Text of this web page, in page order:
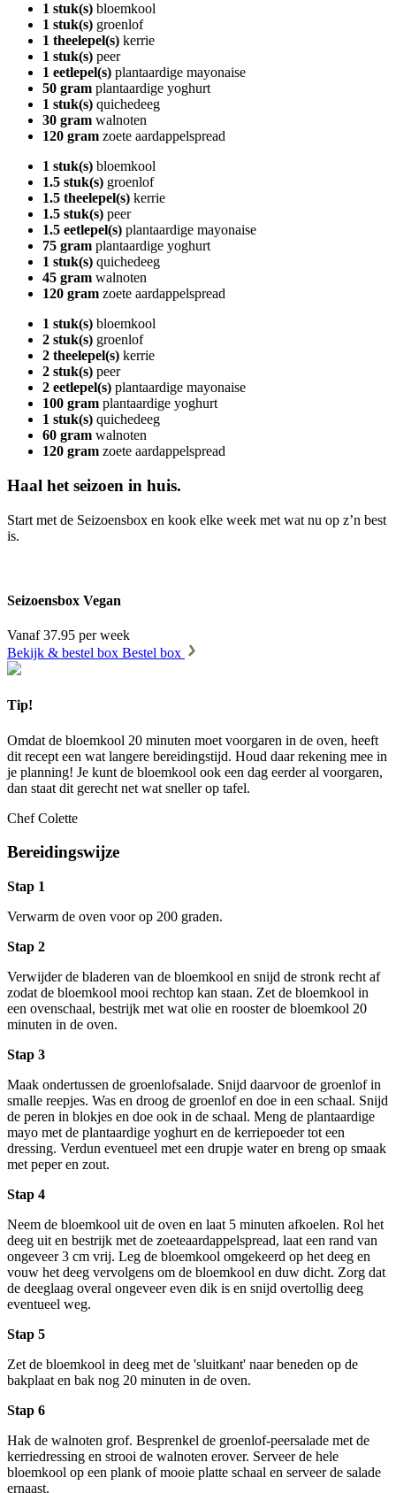
1 stuk(s) bloemkool
1 stuk(s) groenlof
1 theelepel(s) kerrie
1 stuk(s) peer
1 eetlepel(s) plantaardige mayonaise
50 gram plantaardige yoghurt
1 stuk(s) quichedeeg
30 gram walnoten
120 gram zoete aardappelspread
1 stuk(s) bloemkool
1.5 stuk(s) groenlof
1.5 theelepel(s) kerrie
1.5 stuk(s) peer
1.5 eetlepel(s) plantaardige mayonaise
75 gram plantaardige yoghurt
1 stuk(s) quichedeeg
45 gram walnoten
120 gram zoete aardappelspread
1 stuk(s) bloemkool
2 stuk(s) groenlof
2 theelepel(s) kerrie
2 stuk(s) peer
2 eetlepel(s) plantaardige mayonaise
100 gram plantaardige yoghurt
1 stuk(s) quichedeeg
60 gram walnoten
120 gram zoete aardappelspread
Haal het seizoen in huis.
Start met de Seizoensbox en kook elke week met wat nu op z’n best
is.
Seizoensbox Vegan
Vanaf 37.95 per week
Bekijk & bestel box Bestel box
Tip!
Omdat de bloemkool 20 minuten moet voorgaren in de oven, heeft
dit recept een wat langere bereidingstijd. Houd daar rekening mee in
je planning! Je kunt de bloemkool ook een dag eerder al voorgaren,
dan staat dit gerecht net wat sneller op tafel.
Chef Colette
Bereidingswijze
Stap 1
Verwarm de oven voor op 200 graden.
Stap 2
Verwijder de bladeren van de bloemkool en snijd de stronk recht af
zodat de bloemkool mooi rechtop kan staan. Zet de bloemkool in
een ovenschaal, bestrijk met wat olie en rooster de bloemkool 20
minuten in de oven.
Stap 3
Maak ondertussen de groenlofsalade. Snijd daarvoor de groenlof in
smalle reepjes. Was en droog de groenlof en doe in een schaal. Snijd
de peren in blokjes en doe ook in de schaal. Meng de plantaardige
mayo met de plantaardige yoghurt en de kerriepoeder tot een
dressing. Verdun eventueel met een drupje water en breng op smaak
met peper en zout.
Stap 4
Neem de bloemkool uit de oven en laat 5 minuten afkoelen. Rol het
deeg uit en bestrijk met de zoeteaardappelspread, laat een rand van
ongeveer 3 cm vrij. Leg de bloemkool omgekeerd op het deeg en
vouw het deeg vervolgens om de bloemkool en duw dicht. Zorg dat
de deeglaag overal ongeveer even dik is en snijd overtollig deeg
eventueel weg.
Stap 5
Zet de bloemkool in deeg met de 'sluitkant' naar beneden op de
bakplaat en bak nog 20 minuten in de oven.
Stap 6
Hak de walnoten grof. Besprenkel de groenlof-peersalade met de
kerriedressing en strooi de walnoten erover. Serveer de hele
bloemkool op een plank of mooie platte schaal en serveer de salade
ernaast.